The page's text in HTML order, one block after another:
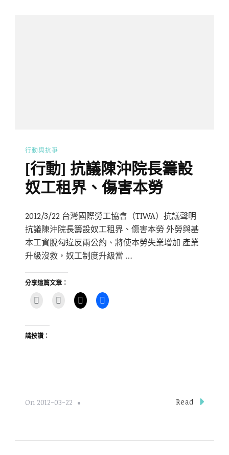
行動與抗爭
[行動] 抗議陳沖院長籌設
奴工租界、傷害本勞
2012/3/22 台灣國際勞工協會（TIWA）抗議聲明
抗議陳沖院長籌設奴工租界、傷害本勞 外勞與基
本工資脫勾違反兩公約、將使本勞失業增加 產業
升級沒救，奴工制度升級當 …
分享這篇文章：
請按讚：
On 2012-03-22 Read